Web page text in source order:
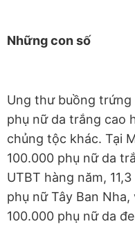
Những con số
Ung thư buồng
phụ nữ da trắng cao
chủng tộc khác. Tại
100.000 phụ nữ da
UTBT hàng năm,
phụ nữ Tây Ban
100.000 phụ nữ da